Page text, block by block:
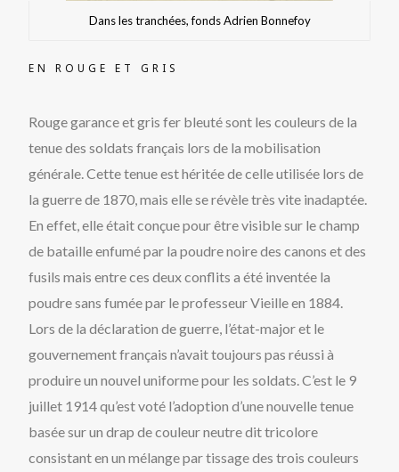
Dans les tranchées, fonds Adrien Bonnefoy
EN ROUGE ET GRIS
Rouge garance et gris fer bleuté sont les couleurs de la
tenue des soldats français lors de la mobilisation
générale. Cette tenue est héritée de celle utilisée lors de
la guerre de 1870, mais elle se révèle très vite inadaptée.
En effet, elle était conçue pour être visible sur le champ
de bataille enfumé par la poudre noire des canons et des
fusils mais entre ces deux conflits a été inventée la
poudre sans fumée par le professeur Vieille en 1884.
Lors de la déclaration de guerre, l’état-major et le
gouvernement français n’avait toujours pas réussi à
produire un nouvel uniforme pour les soldats. C’est le 9
juillet 1914 qu’est voté l’adoption d’une nouvelle tenue
basée sur un drap de couleur neutre dit tricolore
consistant en un mélange par tissage des trois couleurs